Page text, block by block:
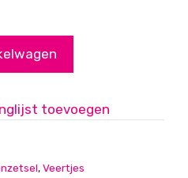
toevoegen
,Veertjes